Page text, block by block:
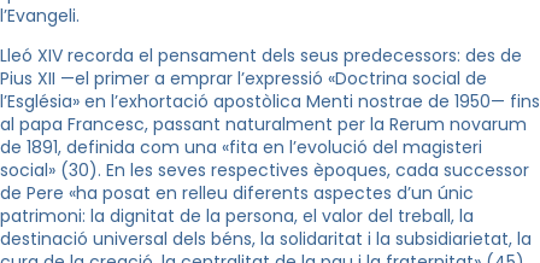
l’Evangeli.
Lleó XIV recorda el pensament dels seus predecessors: des de
Pius XII —el primer a emprar l’expressió «Doctrina social de
l’Església» en l’exhortació apostòlica Menti nostrae de 1950— fins
al papa Francesc, passant naturalment per la Rerum novarum
de 1891, definida com una «fita en l’evolució del magisteri
social» (30). En les seves respectives èpoques, cada successor
de Pere «ha posat en relleu diferents aspectes d’un únic
patrimoni: la dignitat de la persona, el valor del treball, la
destinació universal dels béns, la solidaritat i la subsidiarietat, la